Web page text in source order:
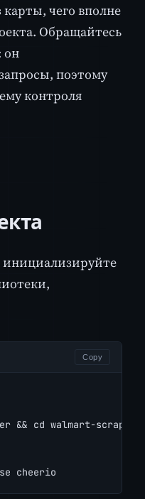
карты, чего вполне
Обращайтесь
он
поэтому
контроля
инициализируйте
Copy
&& cd walmart-scraper
cheerio